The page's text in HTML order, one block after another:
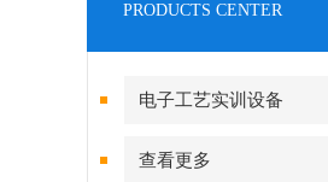
PRODUCTS CENTER
电子工艺实训设备
查看更多